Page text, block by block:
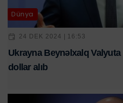
Dünya
24 DEK 2024 | 16:53
Ukrayna Beynəlxalq
dollar alıb